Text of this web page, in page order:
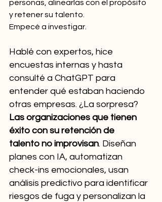
personas, alinearlas con el propósito
y retener su talento.
Empecé a investigar.
Hablé con expertos, hice
encuestas internas y hasta
consulté a ChatGPT para
entender qué estaban haciendo
otras empresas. ¿La sorpresa?
Las organizaciones que tienen
éxito con su retención de
talento no improvisan. Diseñan
planes con IA, automatizan
check-ins emocionales, usan
análisis predictivo para identificar
riesgos de fuga y personalizan la